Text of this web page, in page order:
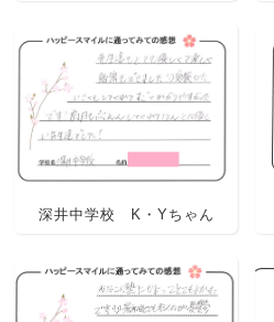
深井中学校 K・Yちゃん